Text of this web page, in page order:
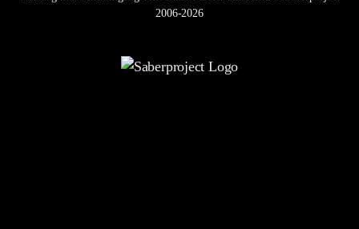
2006-2026